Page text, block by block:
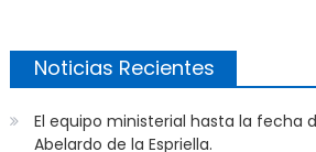
Noticias Recientes
El equipo ministerial hasta la fecha
Abelardo de la Espriella.